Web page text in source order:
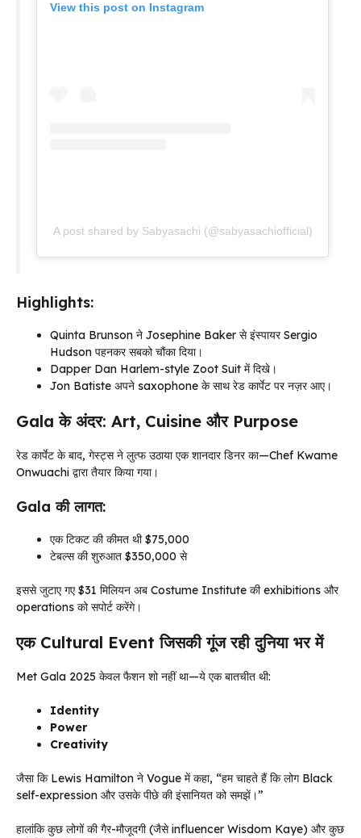
View this post on Instagram
A post shared by Sabyasachi (@sabyasachiofficial)
Highlights:
Quinta Brunson ने Josephine Baker से इंस्पायर Sergio
Hudson पहनकर सबको चौंका दिया।
Dapper Dan Harlem-style Zoot Suit में दिखे।
Jon Batiste अपने saxophone के साथ रेड कार्पेट पर नज़र आए।
Gala के अंदर: Art, Cuisine और Purpose
रेड कार्पेट के बाद, गेस्ट्स ने लुत्फ उठाया एक शानदार डिनर का—Chef Kwame
Onwuachi द्वारा तैयार किया गया।
Gala की लागत:
एक टिकट की कीमत थी $75,000
टेबल्स की शुरुआत $350,000 से
इससे जुटाए गए $31 मिलियन अब Costume Institute की exhibitions और
operations को सपोर्ट करेंगे।
एक Cultural Event जिसकी गूंज रही दुनिया भर में
Met Gala 2025 केवल फैशन शो नहीं था—ये एक बातचीत थी:
Identity
Power
Creativity
जैसा कि Lewis Hamilton ने Vogue में कहा, “हम चाहते हैं कि लोग Black
self-expression और उसके पीछे की इंसानियत को समझें।”
हालांकि कुछ लोगों की गैर-मौजूदगी (जैसे influencer Wisdom Kaye) और कुछ